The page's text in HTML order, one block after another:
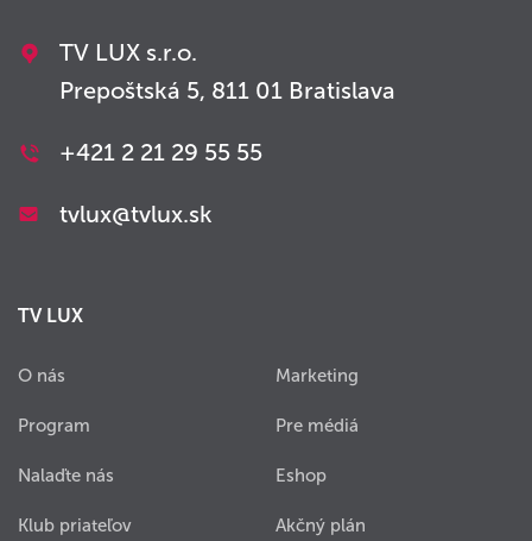
TV LUX s.r.o.
Prepoštská 5, 811 01 Bratislava
+421 2 21 29 55 55
tvlux@tvlux.sk
TV LUX
O nás
Program
Nalaďte nás
Klub priateľov
Marketing
Pre médiá
Eshop
Akčný plán